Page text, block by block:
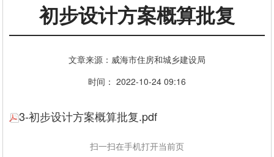
初步设计方案概算批复
文章来源：威海市住房和城乡建设局
时间： 2022-10-24 09:16
3-初步设计方案概算批复.pdf
扫一扫在手机打开当前页